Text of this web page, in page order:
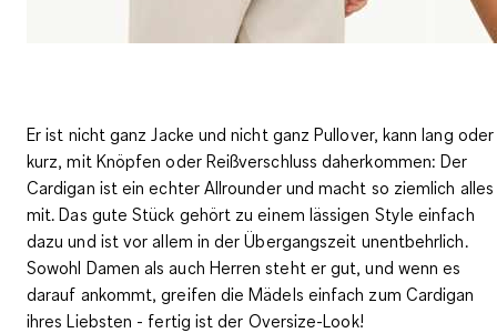
Er ist nicht ganz Jacke und nicht ganz Pullover, kann lang oder
kurz, mit Knöpfen oder Reißverschluss daherkommen: Der
Cardigan ist ein echter Allrounder und macht so ziemlich alles
mit. Das gute Stück gehört zu einem lässigen Style einfach
dazu und istvor allem in der Übergangszeit unentbehrlich.
Sowohl Damen als auch Herren steht er gut, und wenn es
darauf ankommt, greifen die Mädels einfach zum Cardigan
ihres Liebsten - fertig ist der Oversize-Look!